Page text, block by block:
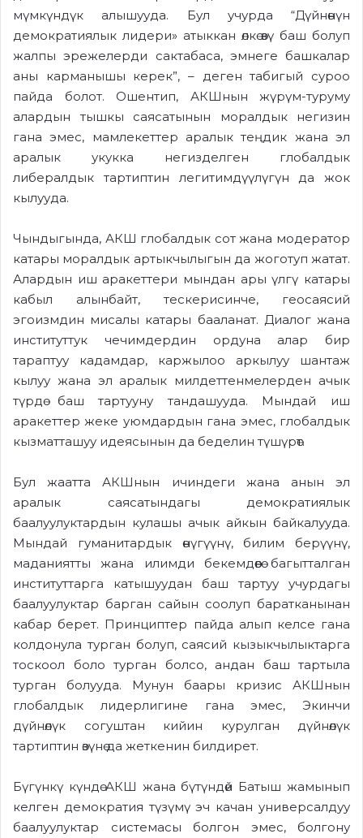
мүмкүндүк алышууда. Бул учурда “Дүйнөнүн
демократиялык лидери» атыккан өлкө өзү баш болуп
жалпы эрежелерди сактабаса, эмнеге башкалар
аны карманышы керек”, – деген табигый суроо
пайда болот. Ошентип, АКШнын жүрүм-туруму
алардын тышкы саясатынын моралдык негизин
гана эмес, мамлекеттер аралык теңдик жана эл
аралык укукка негизделген глобалдык
либералдык тартиптин легитимдүүлүгүн да жок
кылууда.
Чындыгында, АКШ глобалдык сот жана модератор
катары моралдык артыкчылыгын да жоготуп жатат.
Алардын иш аракеттери мындан ары үлгү катары
кабыл алынбайт, тескерисинче, геосаясий
эгоизмдин мисалы катары бааланат. Диалог жана
институттук чечимдердин ордуна алар бир
тараптуу кадамдар, каржылоо аркылуу шантаж
кылуу жана эл аралык милдеттенмелерден ачык
түрдө баш тартууну тандашууда. Мындай иш
аракеттер жеке уюмдардын гана эмес, глобалдык
кызматташуу идеясынын да беделин түшүрөт.
Бул жаатта АКШнын ичиндеги жана анын эл
аралык саясатындагы демократиялык
баалуулуктардын кулашы ачык айкын байкалууда.
Мындай гуманитардык өнүгүүнү, билим берүүнү,
маданиятты жана илимди бекемдөөгө багытталган
институттарга катышуудан баш тартуу учурдагы
баалуулуктар барган сайын соолуп баратканынан
кабар берет. Принциптер пайда алып келсе гана
колдонула турган болуп, саясий кызыкчылыктарга
тоскоол боло турган болсо, андан баш тартыла
турган болууда. Мунун баары кризис АКШнын
глобалдык лидерлигине гана эмес, Экинчи
дүйнөлүк согуштан кийин курулган дүйнөлүк
тартиптин өзүнө да жеткенин билдирет.
Бүгүнкү күндө АКШ жана бүтүндөй Батыш жамынып
келген демократия түзүмү эч качан универсалдуу
баалуулуктар системасы болгон эмес, болгону